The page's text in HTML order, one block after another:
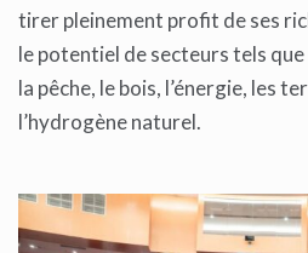
tirer pleinement profit de ses
le potentiel de secteurs tels que
la pêche, le bois, l’énergie, les
l’hydrogène naturel.